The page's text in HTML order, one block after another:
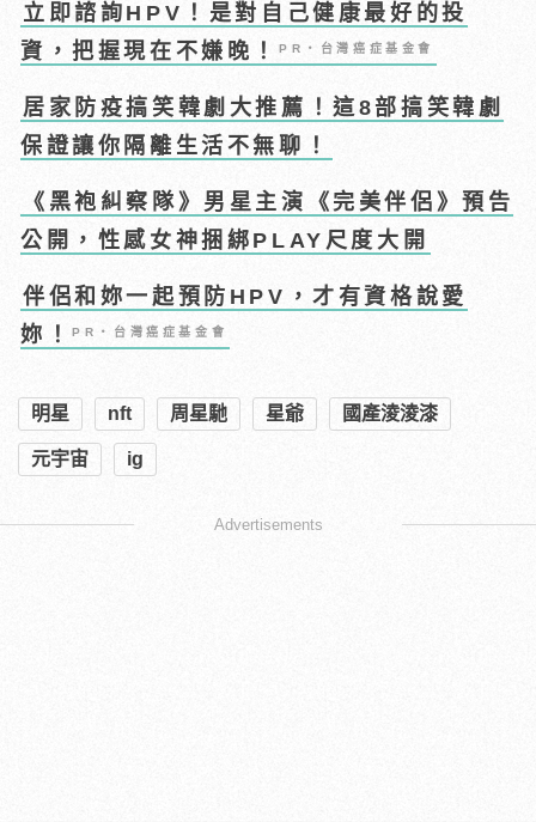
立即諮詢HPV！是對自己健康最好的投
資，把握現在不嫌晚！PR・台灣癌症基金會
居家防疫搞笑韓劇大推薦！這8部搞笑韓劇
保證讓你隔離生活不無聊！
《黑袍糾察隊》男星主演《完美伴侶》預告
公開，性感女神捆綁PLAY尺度大開
伴侶和妳一起預防HPV，才有資格說愛
妳！PR・台灣癌症基金會
明星 nft 周星馳 星爺 國產淩淩漆
元宇宙 ig
Advertisements